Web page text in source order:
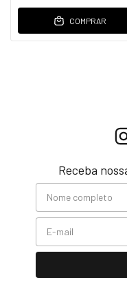
COMPRAR
Receba